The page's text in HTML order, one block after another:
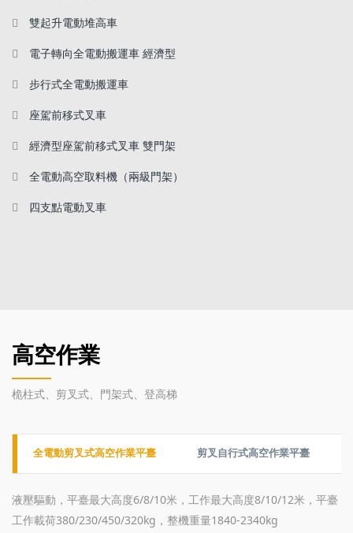
雙起升電動堆高車
電子轉向全電動搬運車 經濟型
步行式全電動搬運車
座駕前移式叉車
經濟型座駕前移式叉車 雙門架
全電動高空取料機（兩級門架）
四支點電動叉車
高空作業
桅柱式、剪叉式、門架式、登高梯
全電動剪叉式高空作業平臺 剪叉自行式高空作業平臺
液壓驅動，平臺最大高度6/8/10米，工作最大高度8/10/12米，平臺
工作載荷380/230/450/320kg，整機重量1840-2340kg